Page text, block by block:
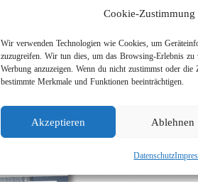
Cookie-Zustimmung
Wir verwenden Technologien wie Cookies, um
zuzugreifen. Wir tun dies, um das Browsing-Erlebnis zu
Werbung anzuzeigen. Wenn du nicht zustimmst oder
bestimmte Merkmale und Funktionen beeinträchtigen.
Akzeptieren Ablehnen
Datenschutz